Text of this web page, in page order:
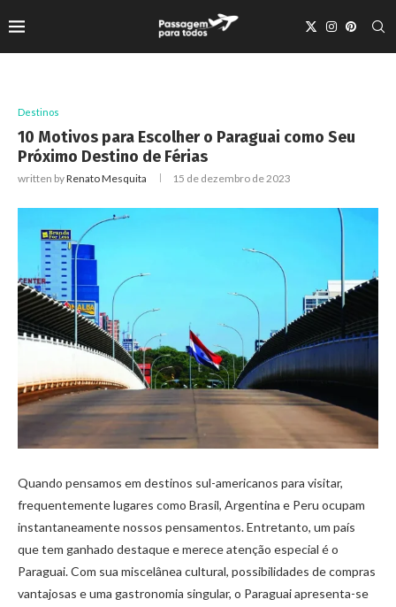
Destinos
10 Motivos para Escolher o Paraguai como Seu
Próximo Destino de Férias
written byRenato Mesquita 15 de dezembro de 2023
Quando pensamos em destinos sul-americanos para visitar,
frequentemente lugares como Brasil, Argentina e Peru ocupam
instantaneamente nossos pensamentos. Entretanto, um país
que tem ganhado destaque e merece atenção especial é o
Paraguai. Com sua miscelânea cultural, possibilidades de compras
vantajosas e uma gastronomia singular, o Paraguai apresenta-se